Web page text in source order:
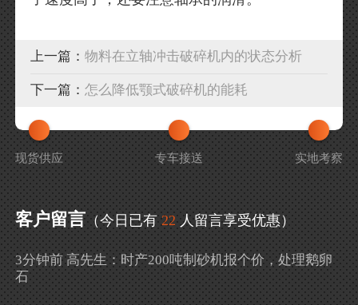
上一篇：物料在立轴冲击破碎机内的状态分析
下一篇：怎么降低颚式破碎机的能耗
现货供应 专车接送 实地考察
客户留言 （今日已有 22 人留言享受优惠）
3分钟前 高先生：时产200吨制砂机报个价，处理鹅卵
石